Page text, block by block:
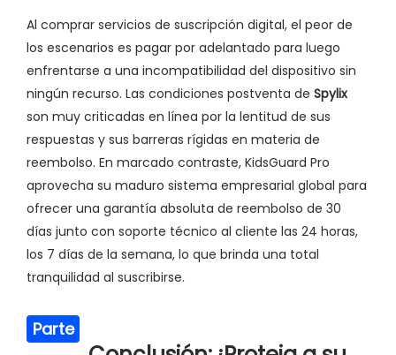
Al comprar servicios de suscripción digital, el peor de
los escenarios es pagar por adelantado para luego
enfrentarse a una incompatibilidad del dispositivo sin
ningún recurso. Las condiciones postventa de Spylix
son muy criticadas en línea por la lentitud de sus
respuestas y sus barreras rígidas en materia de
reembolso. En marcado contraste, KidsGuard Pro
aprovecha su maduro sistema empresarial global para
ofrecer una garantía absoluta de reembolso de 30
días junto con soporte técnico al cliente las 24 horas,
los 7 días de la semana, lo que brinda una total
tranquilidad al suscribirse.
Parte